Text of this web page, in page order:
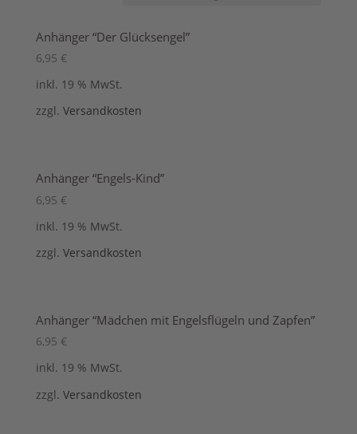
Anhänger “Der Glücksengel”
6,95 €
inkl. 19 % MwSt.
zzgl. Versandkosten
Anhänger “Engels-Kind”
6,95 €
inkl. 19 % MwSt.
zzgl. Versandkosten
Anhänger “Mädchen mit Engelsflügeln und Zapfen”
6,95 €
inkl. 19 % MwSt.
zzgl. Versandkosten